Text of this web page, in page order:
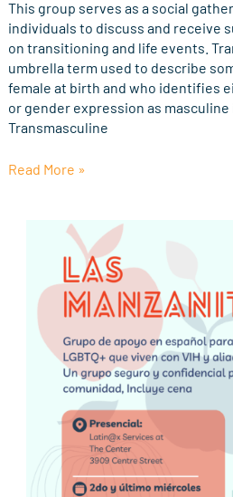
This group serves as a social
individuals to discuss and receive
on transitioning and life events.
umbrella term used to describe
female at birth and who identifies
or gender expression as masculine
Transmasculine
Read More »